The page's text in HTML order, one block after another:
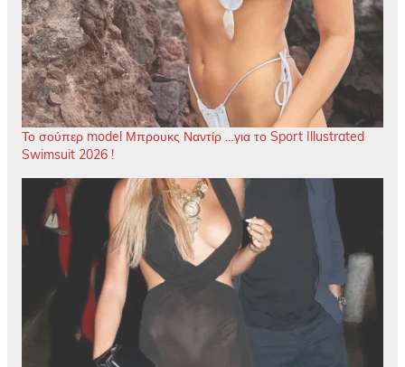
Το σούπερ model Μπρουκς Ναντίρ …για το Sport Illustrated
Swimsuit 2026 !